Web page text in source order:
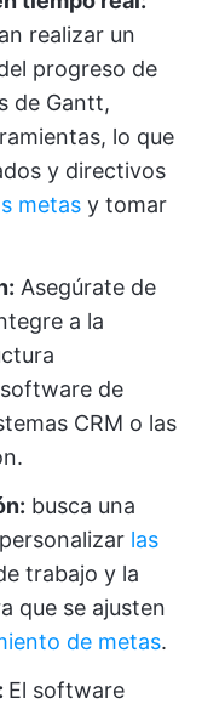
realizar un
progreso de
de Gantt,
lo que
y directivos
metas y tomar
Asegúrate de
a la
de
CRM o las
busca una
las
trabajo y la
que se ajusten
de metas.
El software